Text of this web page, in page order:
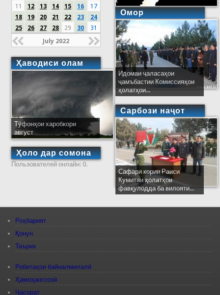
11
12 13 14 15 16
17
18
19 20 21 22 23
24
25
26 27 28 29 30 31
July 2022
Ҳаводиси олам
Тӯфонҳои харобкори
август
Ҳоло дар сомона
Пользователей онлайн: 0.
Омор
Идомаи ҷаласаҳои
ҷамъбастии Комиссияҳои
ҳолатҳои...
Сарбози наҷот
Сафари кории Раиси
Кумитаи ҳолатҳои
фавқулодда ба вилояти...
Роҳбарият
Қонун
Таърих
Робитаҳои байналмилалӣ
Ҳамоҳангсозӣ
Ҷасорат